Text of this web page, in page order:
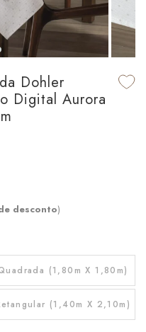
Dohler
Digital Aurora
desconto)
(1,80m X 1,80m)
(1,40m X 2,10m)